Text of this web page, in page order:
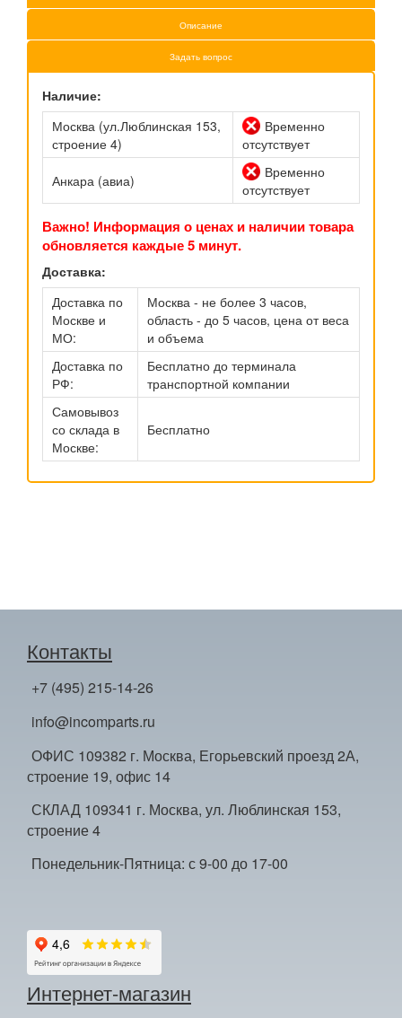
Описание
Задать вопрос
Наличие:
Москва (ул.Люблинская 153,
строение 4)
Временно
отсутствует
Анкара (авиа)
Временно
отсутствует
Важно! Информация о ценах и наличии товара
обновляется каждые 5 минут.
Доставка:
Доставка по
Москве и
МО:
Москва - не более 3 часов,
область - до 5 часов, цена от веса
и объема
Доставка по
РФ:
Бесплатно до терминала
транспортной компании
Самовывоз
со склада в
Москве:
Бесплатно
Контакты
+7 (495) 215-14-26
info@incomparts.ru
ОФИС 109382 г. Москва, Егорьевский проезд 2А,
строение 19, офис 14
СКЛАД 109341 г. Москва, ул. Люблинская 153,
строение 4
Понедельник-Пятница: с 9-00 до 17-00
Интернет-магазин